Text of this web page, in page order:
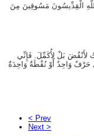
الْقِدِّيسُونَ مَسُوقِينَ مِنَ
لأَنْقُضَ بَلْ لِأُكَمِّلَ. فَإِنِّي
حَرْفٌ وَاحِدٌ أَوْ نُقْطَةٌ وَاحِدَةٌ
< Prev
Next >